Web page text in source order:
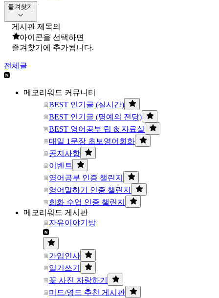
즐겨찾기
게시판 제목의
아이콘을 선택하면
즐겨찾기에 추가됩니다.
전체글
메모리워드 커뮤니티
BEST 인기글 (실시간)
BEST 인기글 (명예의 전당)
BEST 영어공부 팁 & 자료실
매일 1문장 초보영어회화
공지사항
이벤트
영어공부 인증 챌린지
영어말하기 인증 챌린지
회화 수업 인증 챌린지
메모리워드 게시판
자유이야기방
가입인사
일기쓰기
꽃 사진 자랑하기
미드/영드 추천 게시판